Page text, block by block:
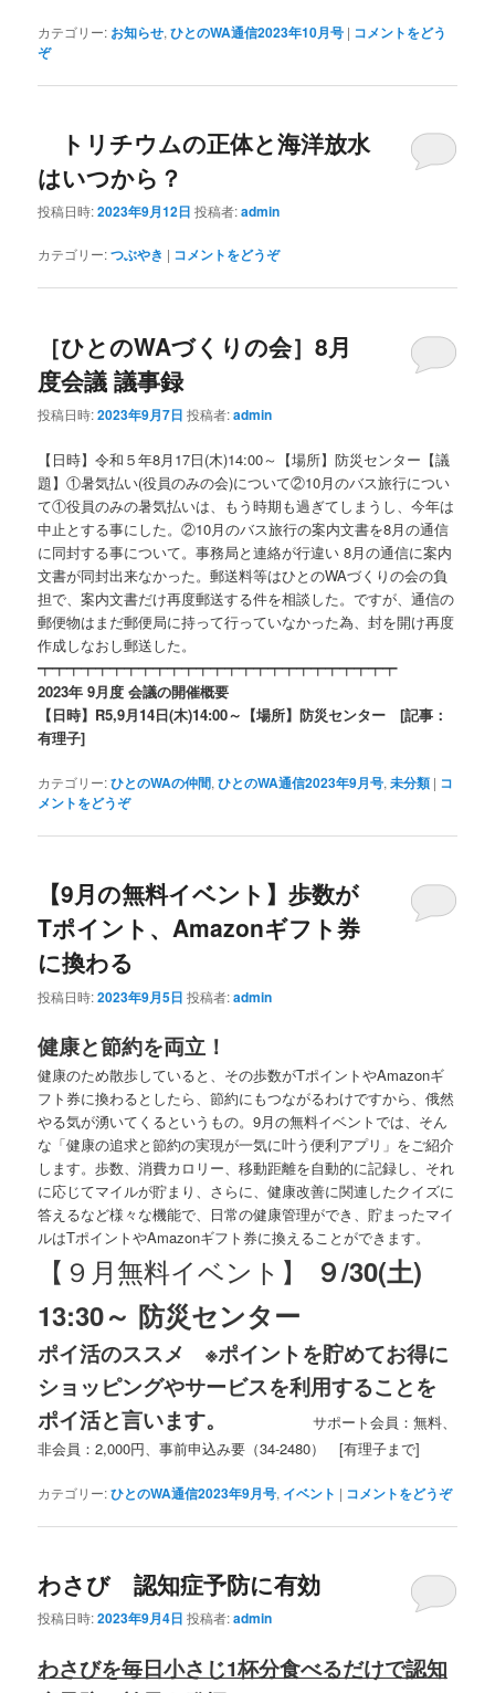
カテゴリー: お知らせ,ひとのWA通信2023年10月号 | コメントをどう
ぞ
トリチウムの正体と海洋放水
はいつから？
投稿日時:2023年9月12日 投稿者:admin
カテゴリー:つぶやき | コメントをどうぞ
［ひとのWAづくりの会］8月
度会議 議事録
投稿日時:2023年9月7日 投稿者:admin
【日時】令和５年8月17日(木)14:00～【場所】防災センター【議
題】①暑気払い(役員のみの会)について②10月のバス旅行につい
て①役員のみの暑気払いは、もう時期も過ぎてしまうし、今年は
中止とする事にした。②10月のバス旅行の案内文書を8月の通信
に同封する事について。事務局と連絡が行違い 8月の通信に案内
文書が同封出来なかった。郵送料等はひとのWAづくりの会の負
担で、案内文書だけ再度郵送する件を相談した。ですが、通信の
郵便物はまだ郵便局に持って行っていなかった為、封を開け再度
作成しなおし郵送した。
┯┯┯┯┯┯┯┯┯┯┯┯┯┯┯┯┯┯┯┯┯┯┯┯┯
2023年 9月度 会議の開催概要
【日時】R5,9月14日(木)14:00～【場所】防災センター [記事：
有理子]
カテゴリー:ひとのWAの仲間,ひとのWA通信2023年9月号,未分類 | コ
メントをどうぞ
【9月の無料イベント】歩数が
Tポイント、Amazonギフト券
に換わる
投稿日時:2023年9月5日 投稿者:admin
健康と節約を両立！
健康のため散歩していると、その歩数がTポイントやAmazonギ
フト券に換わるとしたら、節約にもつながるわけですから、俄然
やる気が湧いてくるというもの。9月の無料イベントでは、そん
な「健康の追求と節約の実現が一気に叶う便利アプリ」をご紹介
します。歩数、消費カロリー、移動距離を自動的に記録し、それ
に応じてマイルが貯まり、さらに、健康改善に関連したクイズに
答えるなど様々な機能で、日常の健康管理ができ、貯まったマイ
ルはTポイントやAmazonギフト券に換えることができます。
【９月無料イベント】
９/30(土)
13:30～ 防災センター
ポイ活のススメ ※ポイントを貯めてお得に
ショッピングやサービスを利用することを
ポイ活と言います。
サポート会員：無料、
非会員：2,000円、事前申込み要（34-2480） [有理子まで]
カテゴリー:ひとのWA通信2023年9月号, イベント | コメントをどうぞ
わさび 認知症予防に有効
投稿日時:2023年9月4日 投稿者:admin
わさびを毎日小さじ1杯分食べるだけで認知